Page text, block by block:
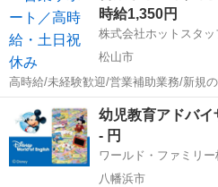
けられます◎★【WEB面談実施中】...
時給1,350円
株式会社ホットスタッ
松山市
高時給/未経験歓迎/営業補助業務/新規の営業
容】
容 ◆◆ ———————————————————— ☆
☆ -----...
松山市 営業
幼児教育アドバイ
- 円
ワールド・ファミリー
八幡浜市